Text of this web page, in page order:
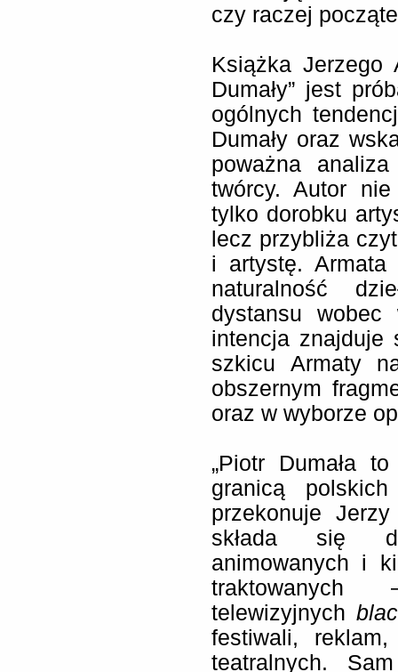
czy raczej
Książka Jerzego
Dumały” jest
ogólnych
Dumały oraz
poważna
twórcy. Autor
tylko dorobku
lecz przybliża
i artystę.
naturalność
dystansu wobec
intencja znajduje
szkicu Armaty
obszernym
oraz w wyborze
„Piotr Dumała
granicą
przekonuje
składa się
animowanych i
traktowanych
telewizyjnych
festiwali,
teatralnych.